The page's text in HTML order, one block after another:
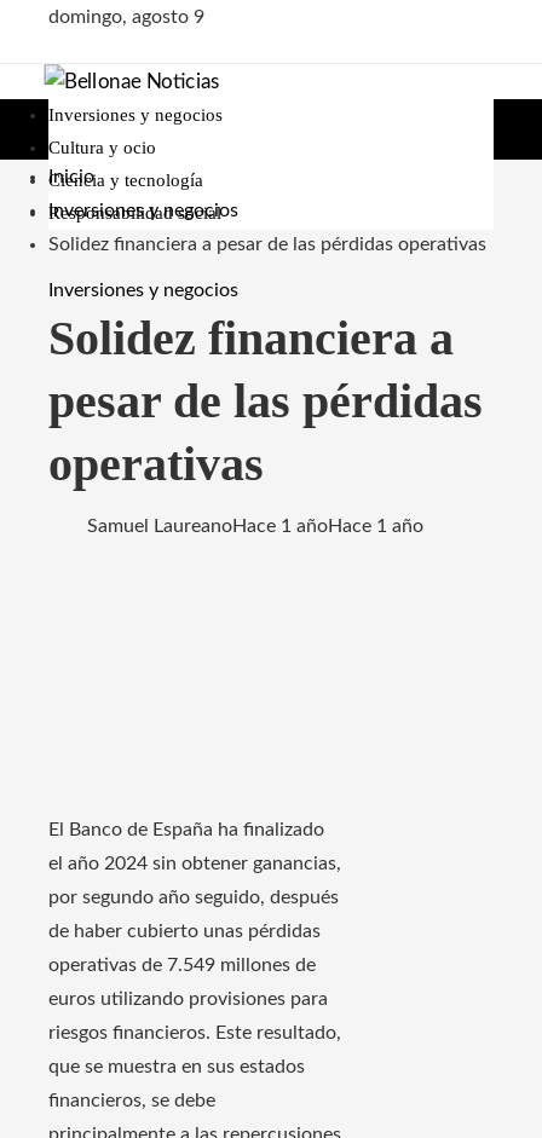
domingo, agosto 9
Inversiones y negocios
Cultura y ocio
Ciencia y tecnología
Responsabilidad social
Inicio
Inversiones y negocios
Solidez financiera a pesar de las pérdidas operativas
Inversiones y negocios
Solidez financiera a
pesar de las pérdidas
operativas
Samuel LaureanoHace 1 añoHace 1 año
El Banco de España ha finalizado
el año 2024 sin obtener ganancias,
por segundo año seguido, después
de haber cubierto unas pérdidas
operativas de 7.549 millones de
euros utilizando provisiones para
riesgos financieros. Este resultado,
que se muestra en sus estados
financieros, se debe